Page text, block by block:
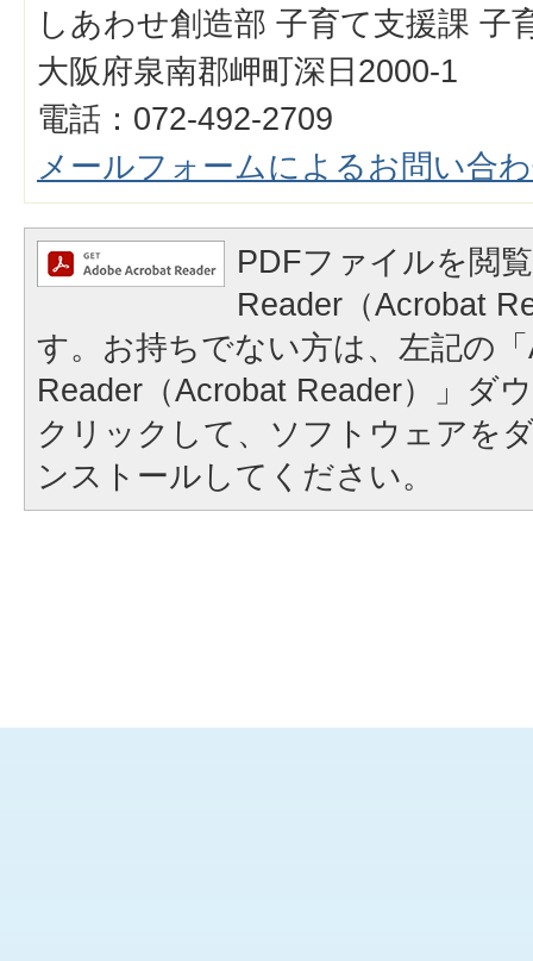
しあわせ創造部 子育て支援課 子
大阪府泉南郡岬町深日2000-1
電話：072-492-2709
メールフォームによるお問い合
PDFファイルを閲
Reader（Acrobat
す。お持ちでない方は、左記の
Reader（Acrobat Reader）」ダ
クリックして、ソフトウェアを
ンストールしてください。